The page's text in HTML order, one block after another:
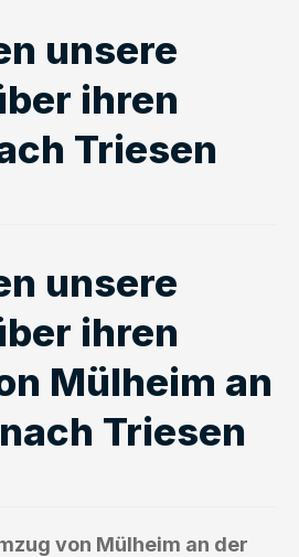
unsere
ihren
Triesen
unsere
ihren
Mülheim an
Triesen
von Mülheim an der